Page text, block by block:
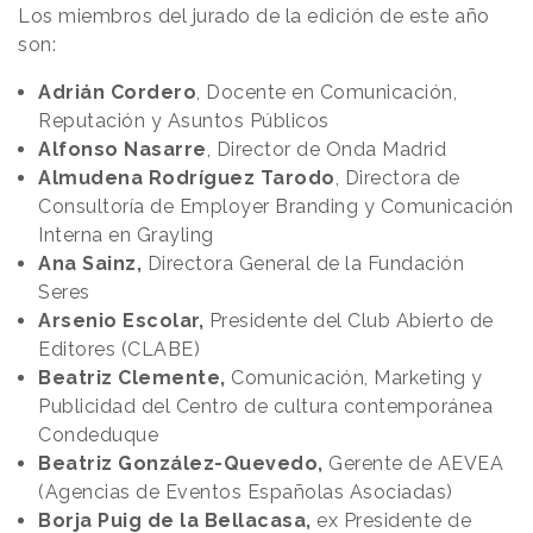
Los miembros del jurado de la edición de este año
son:
Adrián Cordero , Docente en Comunicación,
Reputación y Asuntos Públicos
Alfonso Nasarre , Director de Onda Madrid
Almudena Rodríguez Tarodo , Directora de
Consultoría de Employer Branding y Comunicación
Interna en Grayling
Ana Sainz, Directora General de la Fundación
Seres
Arsenio Escolar, Presidente del Club Abierto de
Editores (CLABE)
Beatriz Clemente, Comunicación, Marketing y
Publicidad del Centro de cultura contemporánea
Condeduque
Beatriz González-Quevedo, Gerente de AEVEA
(Agencias de Eventos Españolas Asociadas)
Borja Puig de la Bellacasa, ex Presidente de